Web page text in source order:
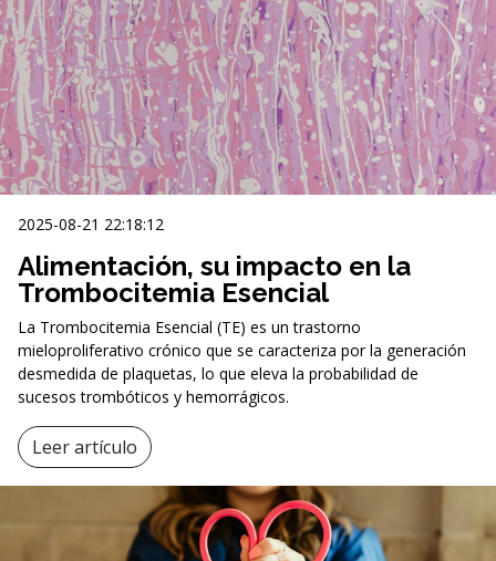
2025-08-21 22:18:12
Alimentación, su impacto en la
Trombocitemia Esencial
La Trombocitemia Esencial (TE) es un trastorno
mieloproliferativo crónico que se caracteriza por la generación
desmedida de plaquetas, lo que eleva la probabilidad de
sucesos trombóticos y hemorrágicos.
Leer artículo